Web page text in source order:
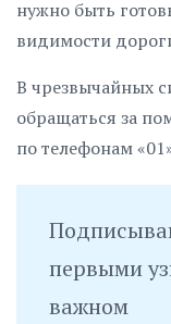
нужно быть
видимости
В чрезвычайных
обращаться за
по телефонам
первыми
важном